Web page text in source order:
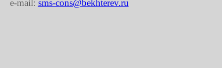
e-mail: sms-cons@bekhterev.ru